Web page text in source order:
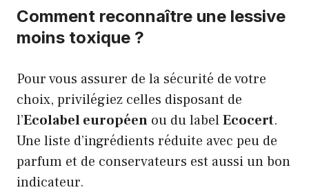
Comment reconnaître une lessive
moins toxique ?
Pour vous assurer de la sécurité de votre
choix, privilégiez celles disposant de
l’Ecolabel européen ou du labelEcocert.
Une liste d’ingrédients réduite avec peu de
parfum et de conservateurs est aussi un bon
indicateur.